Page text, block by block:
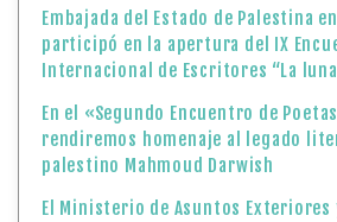
Embajada del Estado de Palestina
participó en la apertura del IX
Internacional de Escritores “La
En el «Segundo Encuentro de
rendiremos homenaje al legado
palestino Mahmoud Darwish
El Ministerio de Asuntos Exteriores